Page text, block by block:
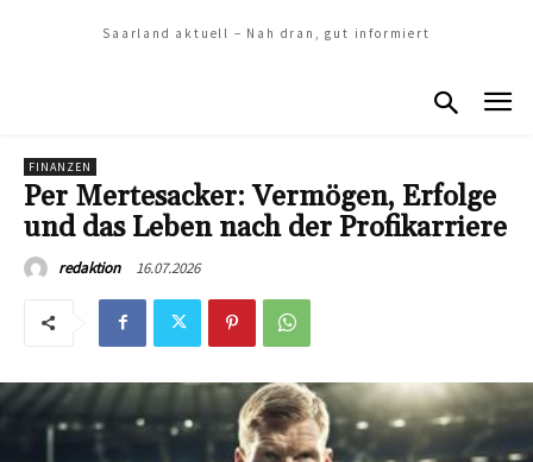
Saarland aktuell – Nah dran, gut informiert
FINANZEN
Per Mertesacker: Vermögen, Erfolge
und das Leben nach der Profikarriere
redaktion 16.07.2026